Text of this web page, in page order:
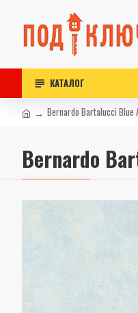
КАТАЛОГ
Bernardo Bartalucci Blue
Bernardo